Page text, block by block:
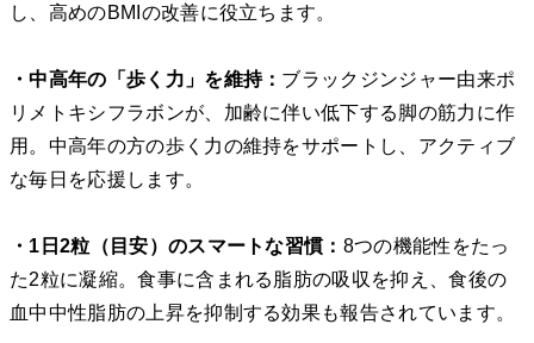
し、高めのBMIの改善に役立ちます。
・中高年の「歩く力」を維持： ブラックジンジャー由来ポ
リメトキシフラボンが、加齢に伴い低下する脚の筋力に作
用。中高年の方の歩く力の維持をサポートし、アクティブ
な毎日を応援します。
・1日2粒（目安）のスマートな習慣： 8つの機能性をたっ
た2粒に凝縮。食事に含まれる脂肪の吸収を抑え、食後の
血中中性脂肪の上昇を抑制する効果も報告されています。